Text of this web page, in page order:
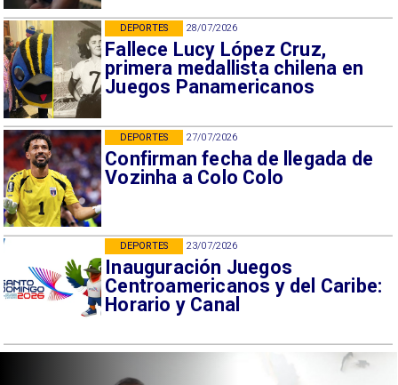
28/07/2026
Fallece Lucy López Cruz,
primera medallista chilena en
Juegos Panamericanos
DEPORTES
27/07/2026
Confirman fecha de llegada de
Vozinha a Colo Colo
DEPORTES
23/07/2026
Inauguración Juegos
Centroamericanos y del Caribe:
Horario y Canal
DEPORTES